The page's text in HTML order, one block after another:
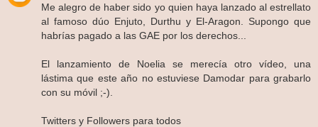
Me alegro de haber sido yo quien haya lanzado al estrellato
al famoso dúo Enjuto, Durthu y El-Aragon. Supongo que
habrías pagado a las GAE por los derechos...
El lanzamiento de Noelia se merecía otro vídeo, una
lástima que este año no estuviese Damodar para grabarlo
con su móvil ;-).
Twitters y Followers para todos